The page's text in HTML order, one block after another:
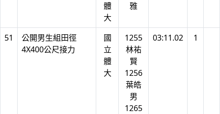
體
大
雅
51
公開男生組田徑
4X400公尺接力
國
立
體
大
1255
林祐
賢
1256
葉皓
男
1265
03:11.02 1